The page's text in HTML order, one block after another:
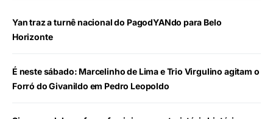
Yan traz a turnê nacional do PagodYANdo para Belo
Horizonte
É neste sábado: Marcelinho de Lima e Trio Virgulino agitam o
Forró do Givanildo em Pedro Leopoldo